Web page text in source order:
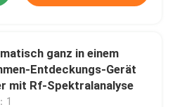
ganz in einem
Entdeckungs-Gerät
mit Rf-Spektralanalyse
1